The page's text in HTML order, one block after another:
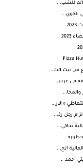
الكوي...
من بيت الت...
في عرس
والمخا...
«الار...
رجل ردّ...
تحاكي...
الج...
أحمد ...